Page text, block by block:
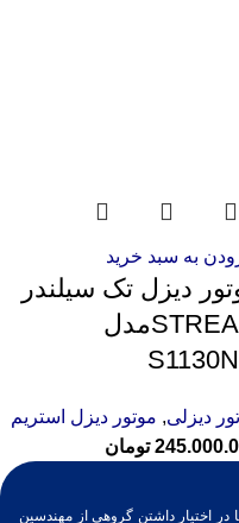
به سبد خرید
دیزل تک سیلندر
STREAMمدل
دیزلی, موتور دیزل استریم
تومان
50 سال سابقه و با در اختیار داشتن گروهی از مهندسین